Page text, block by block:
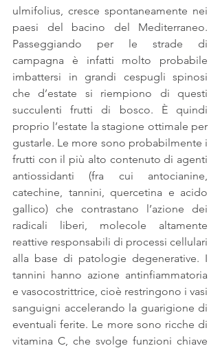
ulmifolius, cresce spontaneamente nei
paesi del bacino del Mediterraneo.
Passeggiando per le strade di
campagna è infatti molto probabile
imbattersi in grandi cespugli spinosi
che d’estate si riempiono di questi
succulenti frutti di bosco. È quindi
proprio l’estate la stagione ottimale per
gustarle. Le more sono probabilmente i
frutti con il più alto contenuto di agenti
antiossidanti (fra cui antocianine,
catechine, tannini, quercetina e acido
gallico) che contrastano l’azione dei
radicali liberi, molecole altamente
reattive responsabili di processi cellulari
alla base di patologie degenerative. I
tannini hanno azione antinfiammatoria
e vasocostrittrice, cioè restringono i vasi
sanguigni accelerando la guarigione di
eventuali ferite. Le more sono ricche di
vitamina C, che svolge funzioni chiave